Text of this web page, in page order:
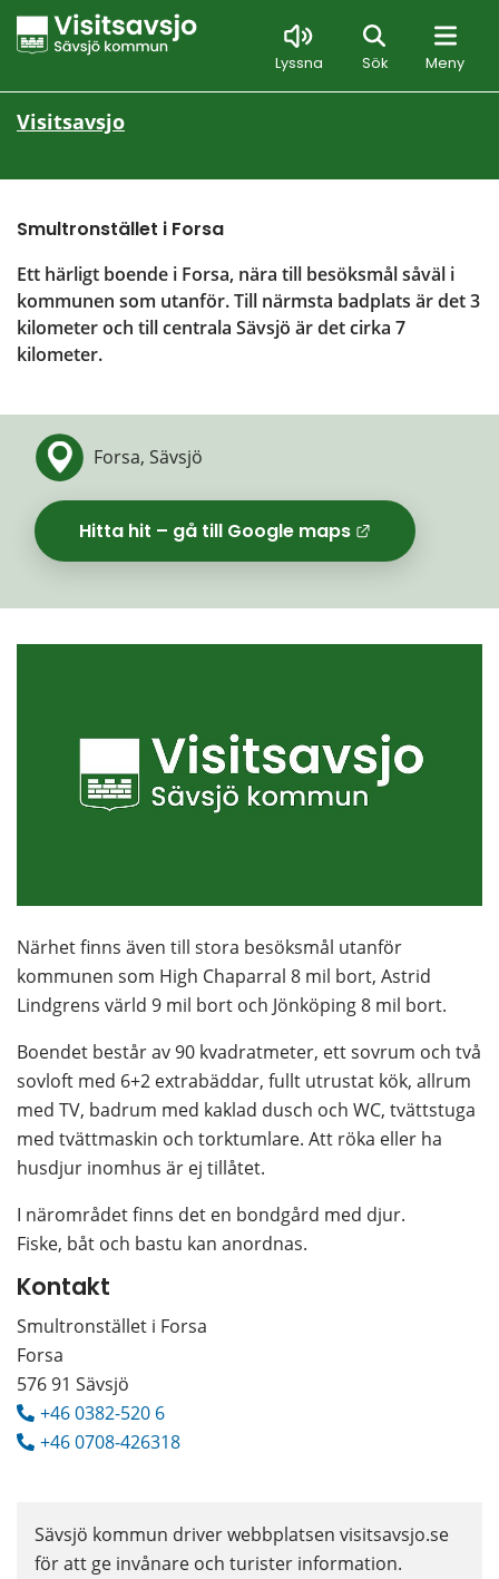
Lyssna Sök Meny
Sök
Visitsavsjo
Smultronstället i Forsa
Ett härligt boende i Forsa, nära till besöksmål såväl i
kommunen som utanför. Till närmsta badplats är det 3
kilometer och till centrala Sävsjö är det cirka 7
kilometer.
Forsa, Sävsjö
Hitta hit – gå till Google maps
Närhet finns även till stora besöksmål utanför
kommunen som High Chaparral 8 mil bort, Astrid
Lindgrens värld 9 mil bort och Jönköping 8 mil bort.
Boendet består av 90 kvadratmeter, ett sovrum och två
sovloft med 6+2 extrabäddar, fullt utrustat kök, allrum
med TV, badrum med kaklad dusch och WC, tvättstuga
med tvättmaskin och torktumlare. Att röka eller ha
husdjur inomhus är ej tillåtet.
I närområdet finns det en bondgård med djur.
Fiske, båt och bastu kan anordnas.
Kontakt
Smultronstället i Forsa
Forsa
576 91 Sävsjö
+46 0382-520 6
+46 0708-426318
Sävsjö kommun driver webbplatsen visitsavsjo.se
för att ge invånare och turister information.